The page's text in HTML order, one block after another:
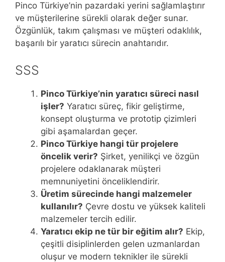
Pinco Türkiye’nin pazardaki yerini sağlamlaştırır
ve müşterilerine sürekli olarak değer sunar.
Özgünlük, takım çalışması ve müşteri odaklılık,
başarılı bir yaratıcı sürecin anahtarıdır.
SSS
Pinco Türkiye’nin yaratıcı süreci nasıl
işler? Yaratıcı süreç, fikir geliştirme,
konsept oluşturma ve prototip çizimleri
gibi aşamalardan geçer.
Pinco Türkiye hangi tür projelere
öncelik verir? Şirket, yenilikçi ve özgün
projelere odaklanarak müşteri
memnuniyetini önceliklendirir.
Üretim sürecinde hangi malzemeler
kullanılır? Çevre dostu ve yüksek kaliteli
malzemeler tercih edilir.
Yaratıcı ekip ne tür bir eğitim alır? Ekip,
çeşitli disiplinlerden gelen uzmanlardan
oluşur ve modern teknikler ile sürekli